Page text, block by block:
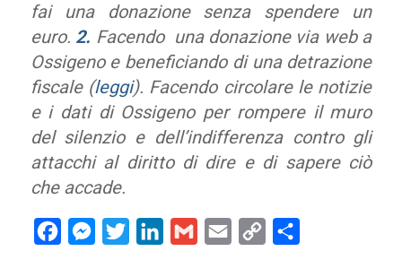
fai una donazione senza spendere un
euro. 2. Facendo una donazione via web a
Ossigeno e beneficiando di una detrazione
fiscale (leggi). Facendo circolare le notizie
e i dati di Ossigeno per rompere il muro
del silenzio e dell’indifferenza contro gli
attacchi al diritto di dire e di sapere ciò
che accade.
FacebookMessenger
Twitter LinkedInGmail Email
Copy